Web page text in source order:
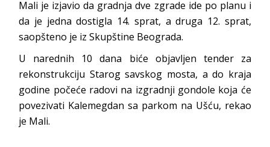
Mali je izjavio da gradnja dve zgrade ide po planu i
da je jedna dostigla 14. sprat, a druga 12. sprat,
saopšteno je iz Skupštine Beograda.
U narednih 10 dana biće objavljen tender za
rekonstrukciju Starog savskog mosta, a do kraja
godine počeće radovi na izgradnji gondole koja će
povezivati Kalemegdan sa parkom na Ušću, rekao
je Mali.